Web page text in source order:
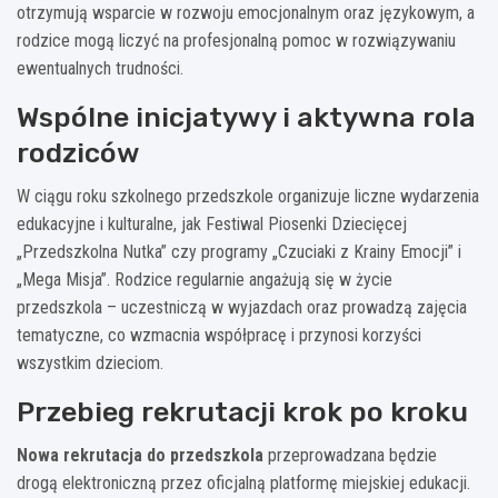
otrzymują wsparcie w rozwoju emocjonalnym oraz językowym, a
rodzice mogą liczyć na profesjonalną pomoc w rozwiązywaniu
ewentualnych trudności.
Wspólne inicjatywy i aktywna rola
rodziców
W ciągu roku szkolnego przedszkole organizuje liczne wydarzenia
edukacyjne i kulturalne, jak Festiwal Piosenki Dziecięcej
„Przedszkolna Nutka” czy programy „Czuciaki z Krainy Emocji” i
„Mega Misja”. Rodzice regularnie angażują się w życie
przedszkola – uczestniczą w wyjazdach oraz prowadzą zajęcia
tematyczne, co wzmacnia współpracę i przynosi korzyści
wszystkim dzieciom.
Przebieg rekrutacji krok po kroku
Nowa rekrutacja do przedszkola przeprowadzana będzie
drogą elektroniczną przez oficjalną platformę miejskiej edukacji.